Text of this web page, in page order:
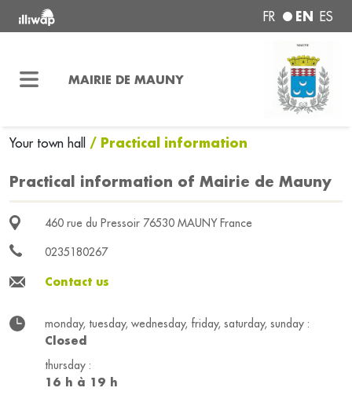
FR EN ES
MAIRIE DE MAUNY
Your town hall / Practical information
Practical information of Mairie de Mauny
460 rue du Pressoir 76530 MAUNY France
0235180267
Contact us
monday, tuesday, wednesday, friday, saturday, sunday :
Closed
thursday :
16 h à 19 h